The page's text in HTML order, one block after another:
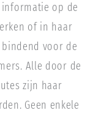
op de
of in haar
voor de
Alle door de
zijn haar
Geen enkele